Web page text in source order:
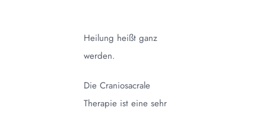
Heilung heißt ganz
werden.
Die Craniosacrale
Therapie ist eine sehr